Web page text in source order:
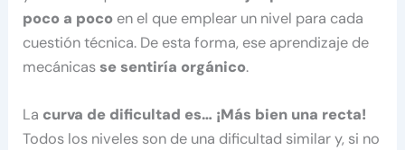
poco a poco en el que emplear un nivel para cada
cuestión técnica. De esta forma, ese aprendizaje de
mecánicasse sentiría orgánico.
La curva de dificultad es… ¡Más bien una recta!
Todos los niveles son de una dificultad similar y, si no